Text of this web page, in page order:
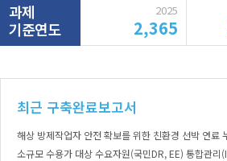
과제
기준연도
2025
2,365
최근 구축완료보고서